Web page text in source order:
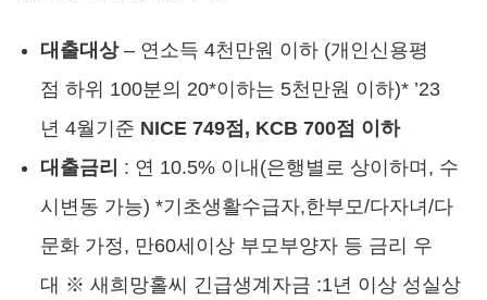
대출대상– 연소득 4천만원 이하 (개인신용평
점 하위 100분의 20*이하는 5천만원 이하)* ’23
년 4월기준 NICE 749점, KCB 700점 이하
대출금리 : 연 10.5% 이내(은행별로 상이하며, 수
시변동 가능) *기초생활수급자,한부모/다자녀/다
문화 가정, 만60세이상 부모부양자 등 금리 우
대 ※ 새희망홀씨 긴급생계자금 :1년 이상 성실상